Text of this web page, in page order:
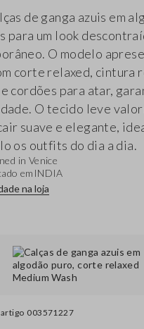
003571227
de ganga azuis em
para um look
O modelo
corte relaxed, cintura
cordões para atar,
O tecido leve
suave e elegante,
os outfits do dia a dia.
in Venice
em INDIA
na loja